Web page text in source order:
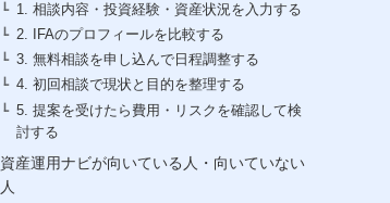
1. 相談内容・投資経験・資産状況を入力する
2. IFAのプロフィールを比較する
3. 無料相談を申し込んで日程調整する
4. 初回相談で現状と目的を整理する
5. 提案を受けたら費用・リスクを確認して検
討する
資産運用ナビが向いている人・向いていない
人